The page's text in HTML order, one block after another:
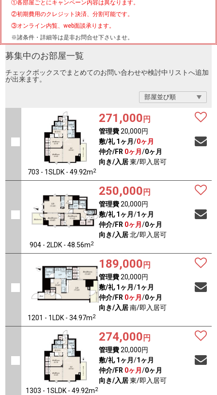
①各部屋ごとにキャンペーン内容は異なります。
②初期費用のクレジット決済、分割可能です。
③オンライン内覧、web面談承ります。
※諸条件・詳細等は是非お問合せ下さいませ。
募集中のお部屋一覧
チェックボックスでまとめてのお問い合わせや検討中リストへ追加
が出来ます。
703 - 1SLDK - 49.92m2
271,000 円
管理費20,000円
敷/礼 1ヶ月 /0ヶ月
仲介/FR 0ヶ月 /0ヶ月
向き/入居東/即入居可
904 - 2LDK - 48.56m2
250,000 円
管理費20,000円
敷/礼 1ヶ月 /1ヶ月
仲介/FR 0ヶ月 /0ヶ月
向き/入居北/即入居可
1201 - 1LDK - 34.97m2
189,000 円
管理費20,000円
敷/礼 1ヶ月 /1ヶ月
仲介/FR 0ヶ月 /0ヶ月
向き/入居南/即入居可
1303 - 1SLDK - 49.92m2
274,000 円
管理費20,000円
敷/礼 1ヶ月 /1ヶ月
仲介/FR 0ヶ月 /0ヶ月
向き/入居東/即入居可